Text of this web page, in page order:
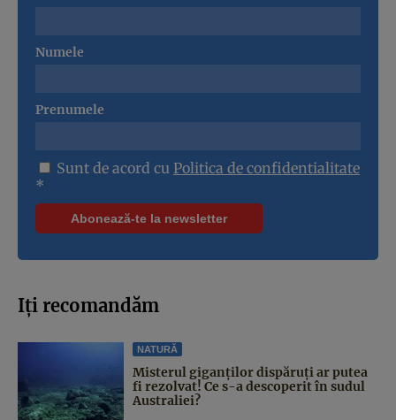
Numele
Prenumele
Sunt de acord cu Politica de confidentialitate
*
Iți recomandăm
NATURĂ
Misterul giganților dispăruți ar putea
fi rezolvat! Ce s-a descoperit în sudul
Australiei?